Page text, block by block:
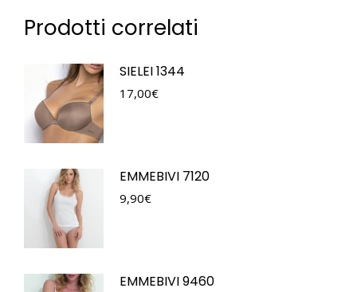
Prodotti correlati
SIELEI 1344
17,00€
EMMEBIVI 7120
9,90€
EMMEBIVI 9460